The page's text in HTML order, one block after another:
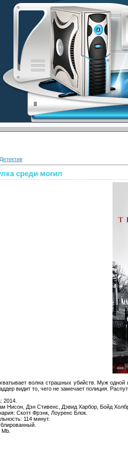
Детектив
среди могил
волна страшных убийств. Муж одной
видит то, чего не замечает полиция.
2014.
Нисон, Дэн Стивенс, Дэвид Харбор, Бойд
Скотт Фрэнк, Лоуренс Блок.
114 минут.